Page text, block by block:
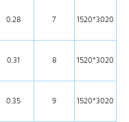
0.28 7 1520*3020
0.31 8 1520*3020
0.35 9 1520*3020